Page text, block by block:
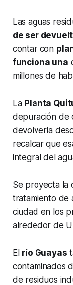
Las aguas
de ser
contar con
funciona una
millones de
La Planta
depuración de
devolverla
recalcar que
integral del
Se proyecta la
tratamiento de
ciudad en los
alrededor de
El río Guayas
contaminados
de residuos